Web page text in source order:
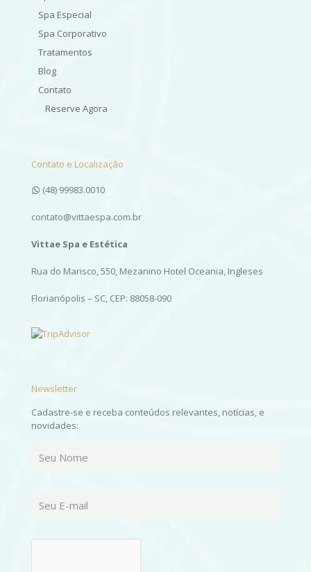
Spa Especial
Spa Corporativo
Tratamentos
Blog
Contato
Reserve Agora
Contato e Localização
(48) 99983.0010
contato@vittaespa.com.br
Vittae Spa e Estética
Rua do Marisco, 550, Mezanino Hotel Oceania, Ingleses
Florianópolis – SC, CEP: 88058-090
Newsletter
Cadastre-se e receba conteúdos relevantes, notícias, e
novidades: